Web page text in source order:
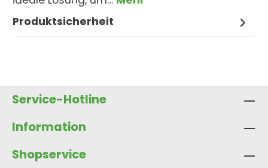
Produktsicherheit
Service-Hotline
Information
Shopservice